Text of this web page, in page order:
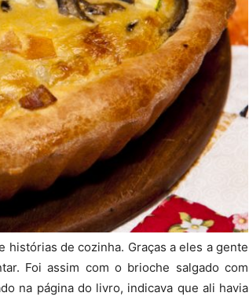
de cozinha. Graças a eles a gente
Foi assim com o brioche salgado com
na página do livro, indicava que ali havia